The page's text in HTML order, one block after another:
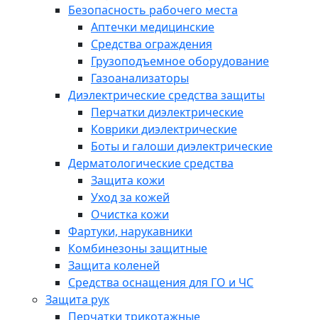
Безопасность рабочего места
Аптечки медицинские
Средства ограждения
Грузоподъемное оборудование
Газоанализаторы
Диэлектрические средства защиты
Перчатки диэлектрические
Коврики диэлектрические
Боты и галоши диэлектрические
Дерматологические средства
Защита кожи
Уход за кожей
Очистка кожи
Фартуки, нарукавники
Комбинезоны защитные
Защита коленей
Средства оснащения для ГО и ЧС
Защита рук
Перчатки трикотажные